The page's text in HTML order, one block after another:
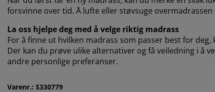
forsvinne over tid. Å lufte eller støvsuge
La oss hjelpe deg med å velge riktig madrass
For å finne ut hvilken madrass som passer best for deg,
Der kan du prøve ulike alternativer og få veiledning i å
andre personlige preferanser.
Varenr.: S330779